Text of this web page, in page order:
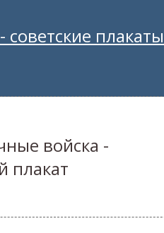
плакаты
войска -
плакат